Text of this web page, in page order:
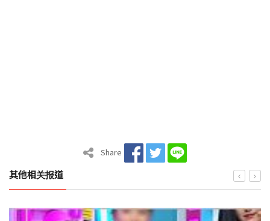
Share
其他相关报道